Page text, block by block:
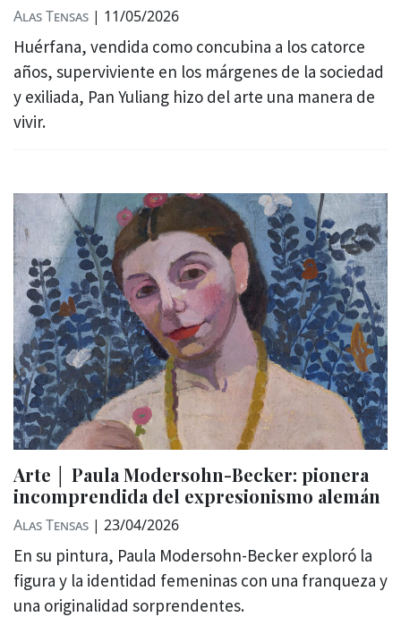
Alas Tensas | 11/05/2026
Huérfana, vendida como concubina a los catorce
años, superviviente en los márgenes de la sociedad
y exiliada, Pan Yuliang hizo del arte una manera de
vivir.
Arte │ Paula Modersohn-Becker: pionera
incomprendida del expresionismo alemán
Alas Tensas | 23/04/2026
En su pintura, Paula Modersohn-Becker exploró la
figura y la identidad femeninas con una franqueza y
una originalidad sorprendentes.